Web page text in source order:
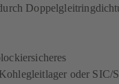
oder SIC/